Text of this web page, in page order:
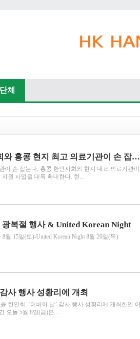
체
[휴먼헬스] 홍콩 한인사회와 홍콩 현지 최고 의료기관이 손 잡는다… Human Health 8월 29일 MOU 체결
이 손 잡는다. 홍콩 한인사회와 현지 대표 의료기관이
원 사업을 대폭 확대한다. 현...
복절 행사 & United Korean Night
월 15일(토)-United Korean Night 8월 20일(목)
사 행사 성황리에 개최
한인회, ‘어버이 날’ 감사 행사 성황리에 개최한인 어
오늘 5월 8일(금)은 ...